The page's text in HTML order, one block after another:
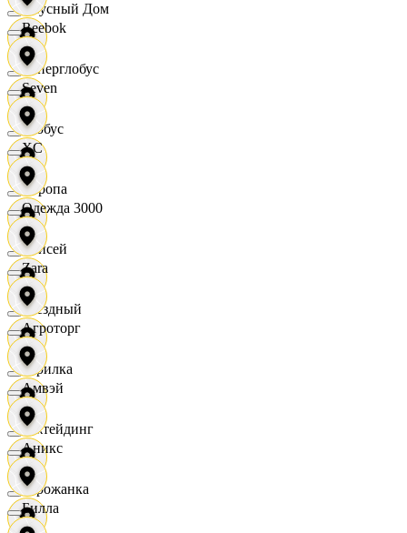
Вкусный Дом
Гиперглобус
Глобус
Европа
Елисей
Звездный
Горилка
Ижтейдинг
Горожанка
Reebok
Seven
XC
Одежда 3000
Zara
Агроторг
Амвэй
Аникс
Билла